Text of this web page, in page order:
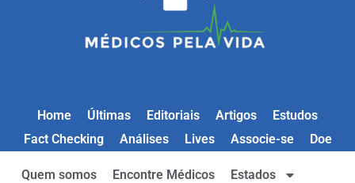
Home Últimas Editoriais Artigos
Estudos
Fact Checking
Análises Lives Associe-se Doe
Quem somos Encontre Médicos Estados